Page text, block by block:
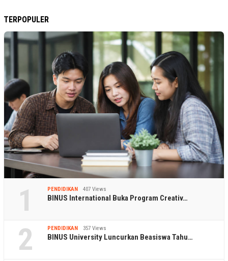
TERPOPULER
1 PENDIDIKAN 407 Views
BINUS International Buka Program Creativ…
2 PENDIDIKAN 357 Views
BINUS University Luncurkan Beasiswa Tahu…